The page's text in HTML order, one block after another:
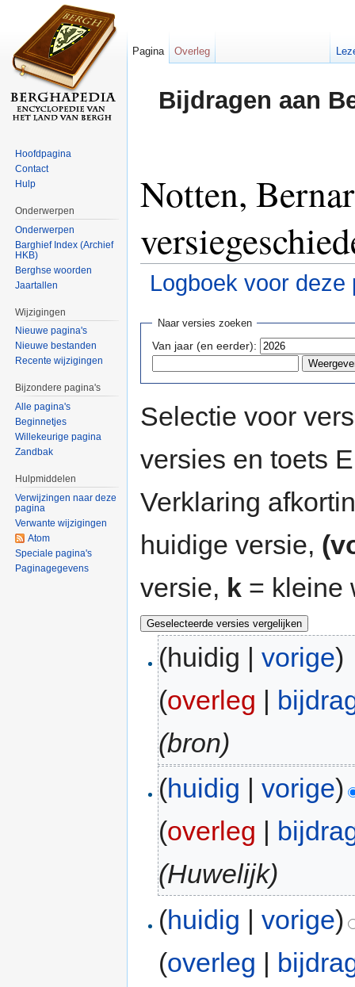
Bijdragen aan
Notten,
Logboek voor deze
Naar versies zoeken
Van jaar (en eerder):
Selectie voor
versies en toets
Verklaring
huidige versie,
versie, k = kleine
(huidig |vorige)
(overleg |
(bron)
(huidig |vorige)
(overleg
(Huwelijk)
(huidig |vorige)
(overleg |
Pagina Overleg
Hoofdpagina
Contact
Hulp
Onderwerpen
Onderwerpen
Barghief Index (Archief
HKB)
Berghse woorden
Jaartallen
Wijzigingen
Nieuwe pagina's
Nieuwe bestanden
Recente wijzigingen
Bijzondere pagina's
Alle pagina's
Beginnetjes
Willekeurige pagina
Zandbak
Hulpmiddelen
Verwijzingen naar deze
pagina
Verwante wijzigingen
Atom
Speciale pagina's
Paginagegevens